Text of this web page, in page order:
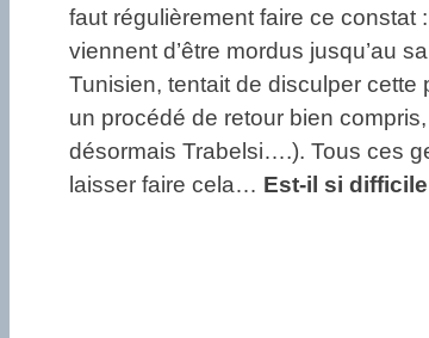
faut régulièrement faire ce constat
viennent d’être mordus jusqu’au
Tunisien, tentait de disculper
un procédé de retour bien
désormais Trabelsi….). Tous ces
laisser faire cela… Est-il si